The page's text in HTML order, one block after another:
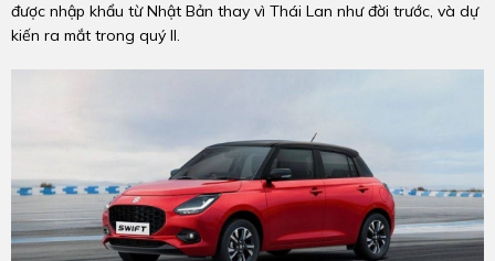
được nhập khẩu từ Nhật Bản thay vì Thái Lan như đời trước, và dự
kiến ra mắt trong quý II.